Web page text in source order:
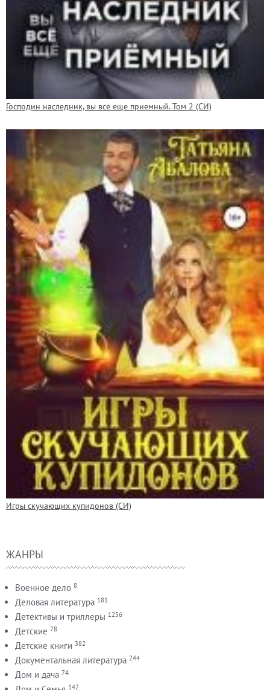
Господин наследник, вы все еще приемный. Том 2 (СИ)
Игры скучающих купидонов (СИ)
ЖАНРЫ
Военное дело 8
Деловая литература 181
Детективы и триллеры 1256
Детские 78
Детские книги 382
Документальная литература 244
Дом и дача 74
142